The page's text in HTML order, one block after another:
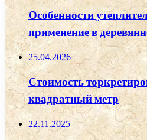
Особенности
применение в
25.04.2026
Стоимость
квадратный метр
22.11.2025